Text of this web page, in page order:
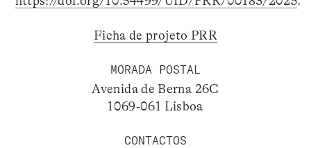
Ficha de projeto PRR
MORADA POSTAL
Avenida de Berna 26C
1069-061 Lisboa
CONTACTOS